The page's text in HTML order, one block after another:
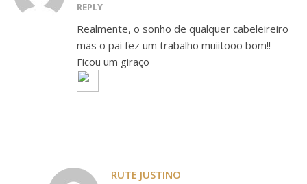
REPLY
Realmente, o sonho de qualquer cabeleireiro
mas o pai fez um trabalho muiitooo bom!!
Ficou um giraço
RUTE JUSTINO